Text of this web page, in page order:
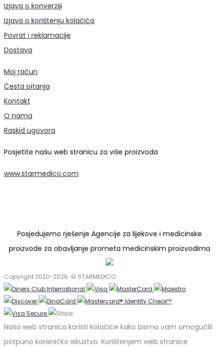
Izjava o konverziji
Izjava o korištenju kolačića
Povrat i reklamacije
Dostava
Moj račun
Česta pitanja
Kontakt
O nama
Raskid ugovora
Posjetite našu web stranicu za više proizvoda
www.starmedico.com
Posjedujemo rješenje Agencije za lijekove i medicinske
proizvode za obavljanje prometa medicinskim proizvodima
Copyright 2020-2026. © STARMEDICO
Naša web stranica koristi kolačiće kako bismo vam omogućili
potpuno korisničko iskustvo. Korištenjem web stranice